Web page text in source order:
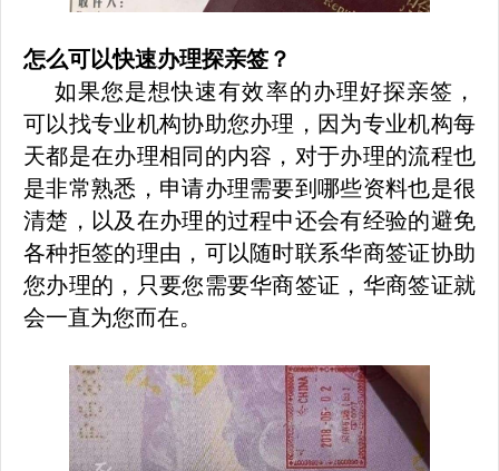
怎么可以快速办理探亲签？
如果您是想快速有效率的办理好探亲签，
可以找专业机构协助您办理，因为专业机构每
天都是在办理相同的内容，对于办理的流程也
是非常熟悉，申请办理需要到哪些资料也是很
清楚，以及在办理的过程中还会有经验的避免
各种拒签的理由，可以随时联系华商签证协助
您办理的，只要您需要华商签证，华商签证就
会一直为您而在。